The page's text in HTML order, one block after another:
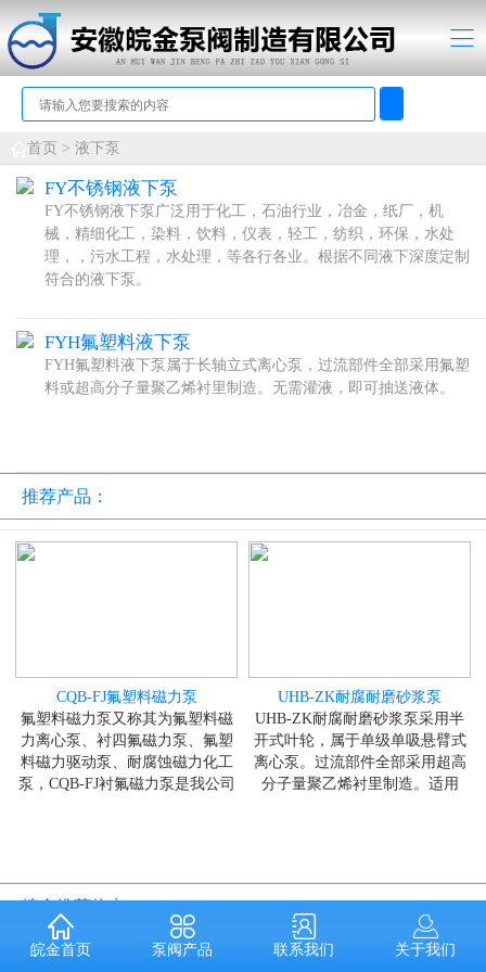
皖金首页 泵阀产品 联系我们 关于我们
首页 > 液下泵
FY不锈钢液下泵
FY不锈钢液下泵广泛用于化工，石油行业，冶金，纸厂，机
械，精细化工，染料，饮料，仪表，轻工，纺织，环保，水处
理，，污水工程，水处理，等各行各业。根据不同液下深度定制
符合的液下泵。
FYH氟塑料液下泵
FYH氟塑料液下泵属于长轴立式离心泵，过流部件全部采用氟塑
料或超高分子量聚乙烯衬里制造。无需灌液，即可抽送液体。
推荐产品：
CQB-FJ氟塑料磁力泵
氟塑料磁力泵又称其为氟塑料磁
力离心泵、衬四氟磁力泵、氟塑
料磁力驱动泵、耐腐蚀磁力化工
泵，CQB-FJ衬氟磁力泵是我公司
UHB-ZK耐腐耐磨砂浆泵
UHB-ZK耐腐耐磨砂浆泵采用半
开式叶轮，属于单级单吸悬臂式
离心泵。过流部件全部采用超高
分子量聚乙烯衬里制造。适用
皖金推荐热点：
垫片怎么选用